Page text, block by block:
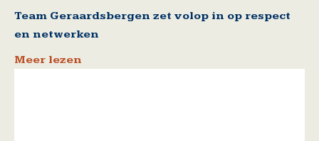
Team Geraardsbergen zet volop in op respect
en netwerken
Meer lezen